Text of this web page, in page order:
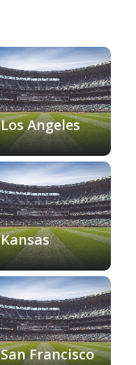
Los Angeles
Kansas
San Francisco